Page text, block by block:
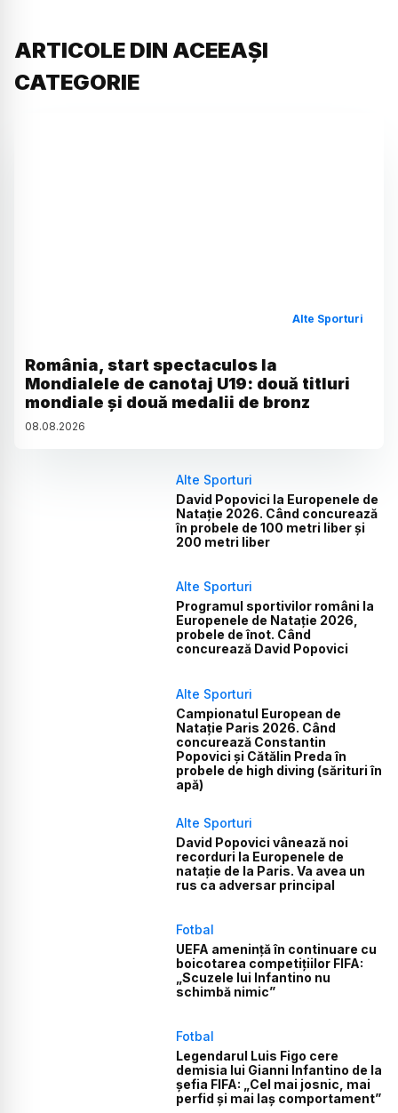
ARTICOLE DIN ACEEAȘI
CATEGORIE
Alte Sporturi
România, start spectaculos la
Mondialele de canotaj U19: două titluri
mondiale și două medalii de bronz
08.08.2026
Alte Sporturi
David Popovici la Europenele de
Natație 2026. Când concurează
în probele de 100 metri liber și
200 metri liber
Alte Sporturi
Programul sportivilor români la
Europenele de Natație 2026,
probele de înot. Când
concurează David Popovici
Alte Sporturi
Campionatul European de
Natație Paris 2026. Când
concurează Constantin
Popovici și Cătălin Preda în
probele de high diving (sărituri în
apă)
Alte Sporturi
David Popovici vânează noi
recorduri la Europenele de
natație de la Paris. Va avea un
rus ca adversar principal
Fotbal
UEFA amenință în continuare cu
boicotarea competițiilor FIFA:
„Scuzele lui Infantino nu
schimbă nimic”
Fotbal
Legendarul Luis Figo cere
demisia lui Gianni Infantino de la
șefia FIFA: „Cel mai josnic, mai
perfid și mai laș comportament”